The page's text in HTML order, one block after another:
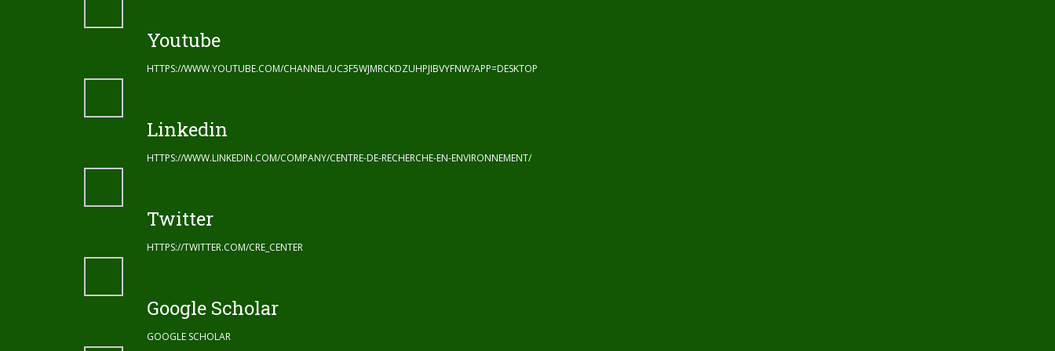
Youtube
HTTPS://WWW.YOUTUBE.COM/CHANNEL/UC3F5WJMRCKDZUHPJIBVYFNW?APP=DESKTOP
Linkedin
HTTPS://WWW.LINKEDIN.COM/COMPANY/CENTRE-DE-RECHERCHE-EN-ENVIRONNEMENT/
Twitter
HTTPS://TWITTER.COM/CRE_CENTER
Google Scholar
GOOGLE SCHOLAR